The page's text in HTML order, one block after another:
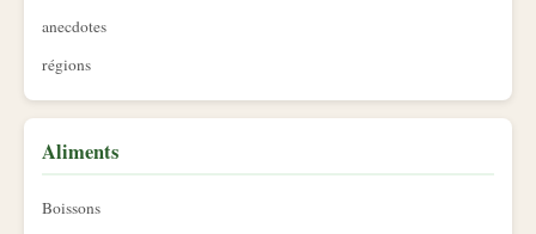
anecdotes
régions
Aliments
Boissons